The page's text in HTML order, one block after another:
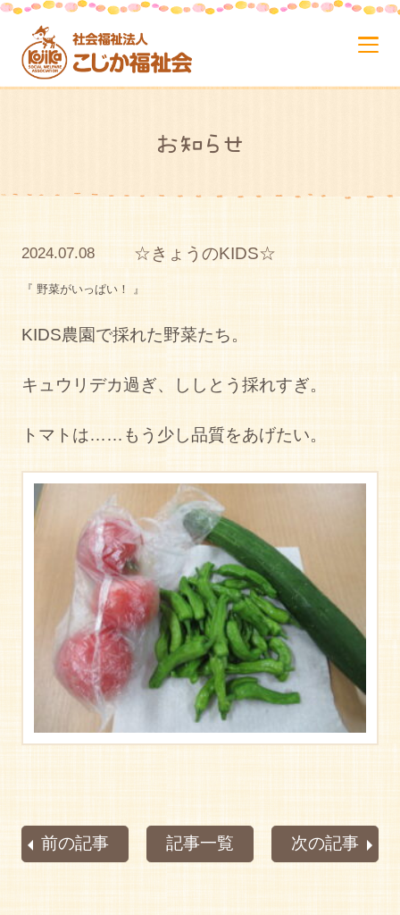
お知らせ
2024.07.08 ☆きょうのKIDS☆
『 野菜がいっぱい！ 』
KIDS農園で採れた野菜たち。
キュウリデカ過ぎ、ししとう採れすぎ。
トマトは……もう少し品質をあげたい。
前の記事 記事一覧 次の記事